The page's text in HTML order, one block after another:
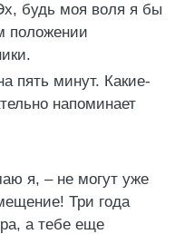
будь моя воля я бы
положении
пять минут. Какие-
напоминает
я, – не могут уже
Три года
а тебе еще